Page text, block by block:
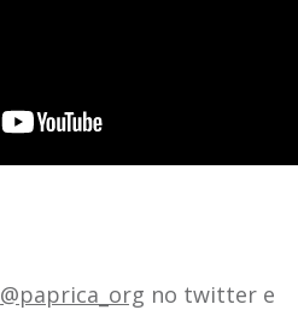
@paprica_org no twitter e